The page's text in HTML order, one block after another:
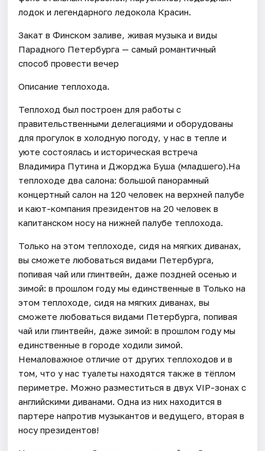
лодок и легендарного ледокола Красин.
Закат в Финском заливе, живая музыка и виды
Парадного Петербурга — самый романтичный
способ провести вечер
Описание теплохода.
Теплоход был построен для работы с
правительственными делегациями и оборудованы
для прогулок в холодную погоду, у нас в тепле и
уюте состоялась и историческая встреча
Владимира Путина и Джорджа Буша (младшего).На
теплоходе два салона: большой панорамный
концертный салон на 120 человек на верхней палубе
и кают-компания президентов на 20 человек в
капитанском носу на нижней палубе теплохода.
Только на этом теплоходе, сидя на мягких диванах,
вы сможете любоваться видами Петербурга,
попивая чай или глинтвейн, даже поздней осенью и
зимой: в прошлом году мы единственные в Только на
этом теплоходе, сидя на мягких диванах, вы
сможете любоваться видами Петербурга, попивая
чай или глинтвейн, даже зимой: в прошлом году мы
единственные в городе ходили зимой.
Немаловажное отличие от других теплоходов и в
том, что у нас туалеты находятся также в тёплом
периметре. Можно разместиться в двух VIP-зонах с
английскими диванами. Одна из них находится в
партере напротив музыкантов и ведущего, вторая в
носу президентов!